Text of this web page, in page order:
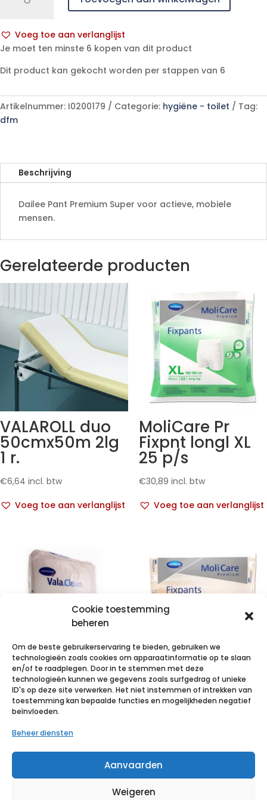
Cookie toestemming
beheren
Om de beste gebruikerservaring te bieden, gebruiken we
technologieën zoals cookies om apparaatinformatie op te slaan
en/of te raadplegen. Door in te stemmen met deze
technologieën kunnen we gegevens zoals surfgedrag of unieke
ID's op deze site verwerken. Het niet instemmen of intrekken van
toestemming kan bepaalde functies en mogelijkheden negatief
beïnvloeden.
Beheer diensten
Aanvaarden
Weigeren
S
(Tubes)
-
stuks
aantal
Voeg toe aan verlanglijst
A
t
r
n
e
Je moet ten minste 6 kopen van dit product
Dit product kan gekocht worden per stappen van 6
Artikelnummer: I0200179 Categorie: hygiëne - toilet
Tag:
dfm
Beschrijving
Dailee Pant Premium Super voor actieve, mobiele
mensen.
Gerelateerde producten
VALAROLL duo
50cmx50m 2lg
1 r.
€6,64 incl. btw
Voeg toe aan verlanglijst
MoliCare Pr
Fixpnt longl XL
25 p/s
€30,89 incl. btw
Voeg toe aan verlanglijst
ValaClean soft
Washandje 50
p/s
Voeg toe aan verlanglijst
MoliCare Pr
Fixpnt longl L 25
Voeg toe aan verlanglijst